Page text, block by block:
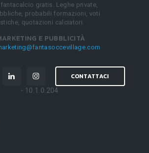
gratis. Leghe private,
probabili formazioni, voti
quotazioni calciatori.
E PUBBLICITÀ
CONTATTACI
- 10.1.0.204